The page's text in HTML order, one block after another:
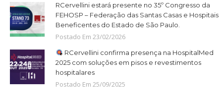
RCervellini estará presente no 35º Congresso da
FEHOSP – Federação das Santas Casas e Hospitais
Beneficentes do Estado de São Paulo.
Postado Em 23/02/2026
RCervellini confirma presença na HospitalMed
2025 com soluções em pisos e revestimentos
hospitalares
Postado Em 25/09/2025